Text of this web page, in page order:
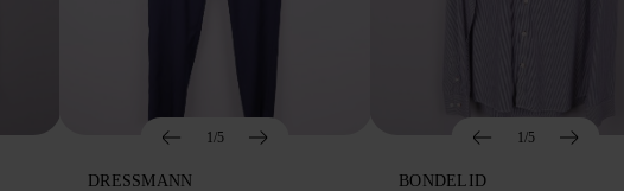
1/5
DRESSMANN
1/5
BONDELID